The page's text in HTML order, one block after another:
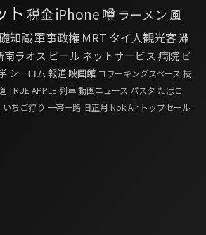
ト 税金iPhone噂 ラーメン 風
知識軍事政権 MRT タイ人観光客滞
南ラオス ビール ネットサービス 病院 ビ
シーロム報道 映画館 コワーキングスペース 技
TRUE APPLE 列車動画ニュース パスタ たばこ
いちご狩り 一帯一路 旧正月 Nok Air トップセール